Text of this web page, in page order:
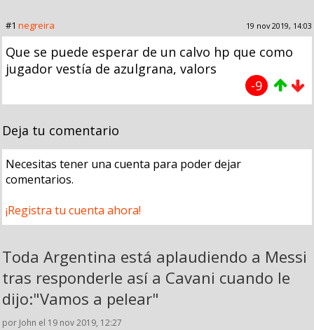
#1 negreira 19 nov 2019, 14:03
Que se puede esperar de un calvo hp que como
jugador vestía de azulgrana, valors
-9
Deja tu comentario
Necesitas tener una cuenta para poder dejar
comentarios.
¡Registra tu cuenta ahora!
Toda Argentina está aplaudiendo a Messi
tras responderle así a Cavani cuando le
dijo:"Vamos a pelear"
por John el 19 nov 2019, 12:27